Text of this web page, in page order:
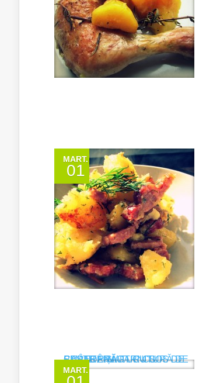
MART.
01
MART.